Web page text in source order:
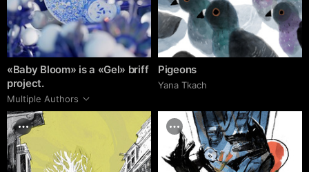
«Baby Bloom» is a «Gel» briff
project.
Multiple Authors
Pigeons
Yana Tkach